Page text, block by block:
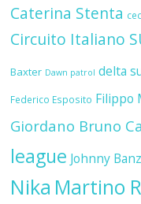
Caterina Stenta
Circuito Italiano
Baxter Dawn patrol delta
Federico Esposito Filippo
Giordano Bruno
league Johnny
Nika Martino